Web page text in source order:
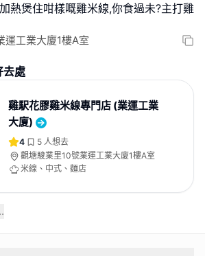
熱煲住咁樣嘅雞米線,你食過未?主打雞
運工業大廈1樓A室
去處
雞駅花膠雞米線專門店 (業運工業
大廈)
4 5 人想去
觀塘駿業里10號業運工業大廈1樓A室
米線、中式、麵店